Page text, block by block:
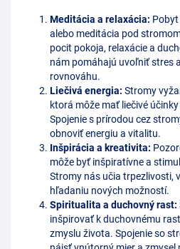
Meditácia a relaxácia:
alebo meditácia pod
pocit pokoja, relaxácie a
nám pomáhajú uvoľniť stres
rovnováhu.
Liečivá energia: Stromy
ktorá môže mať liečivé
Spojenie s prírodou cez
obnoviť energiu a vitalitu.
Inšpirácia a kreativita:
môže byť inšpiratívne a
Stromy nás učia trpezlivosti,
hľadaniu nových možností.
Spiritualita a duchovný rast:
inšpirovať k duchovnému
zmyslu života. Spojenie so